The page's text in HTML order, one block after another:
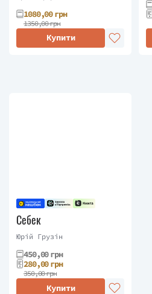
1080,00 грн
1350,00 грн
Купити
Себек
Юрій Грузін
450,00 грн
280,00 грн
350,00 грн
Купити